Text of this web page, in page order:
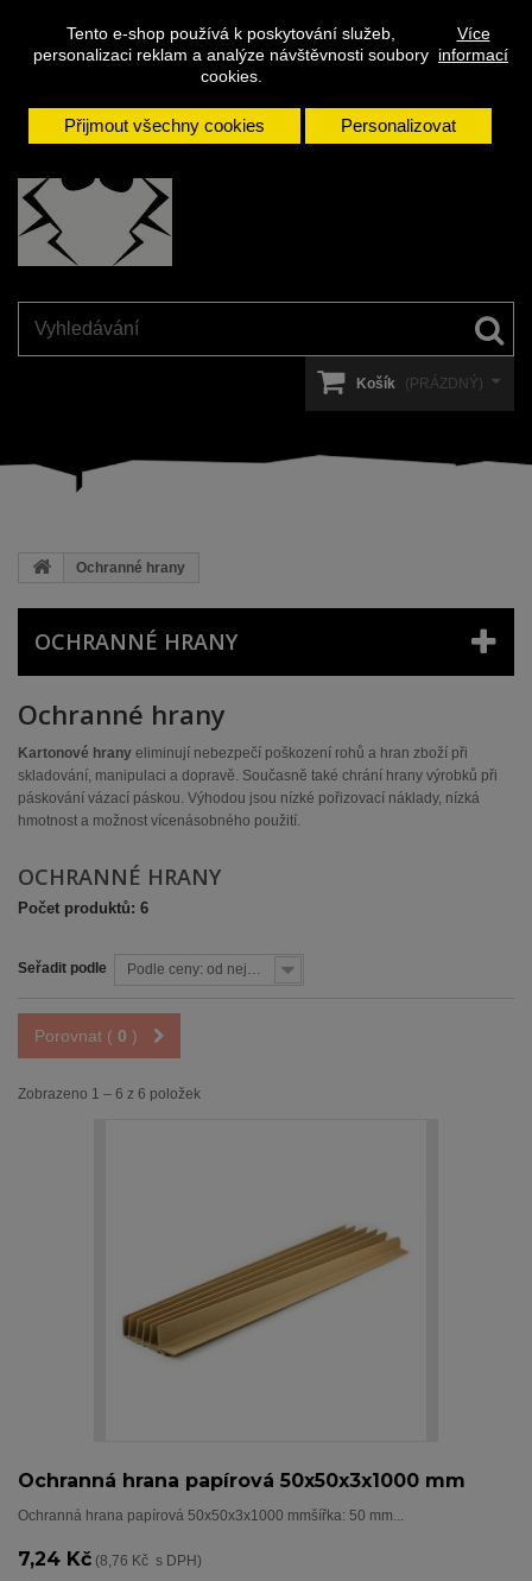
Tento e-shop používá k poskytování služeb,
personalizaci reklam a analýze návštěvnosti soubory
cookies.
Více
informací
Přijmout všechny cookies Personalizovat
Kontakt
Přihlásit se
Napište
nám
Košík (PRÁZDNÝ)
Ochranné hrany
OCHRANNÉ HRANY
Ochranné hrany
Kartonové hrany eliminují nebezpečí poškození rohů a hran zboží při
skladování, manipulaci a dopravě. Současně také chrání hrany výrobků při
páskování vázací páskou. Výhodou jsou nízké pořizovací náklady, nízká
hmotnost a možnost vícenásobného použití.
OCHRANNÉ HRANY
Počet produktů: 6
Seřadit podle Podle ceny: od nejnižší
Porovnat ( 0 )
Zobrazeno 1 – 6 z 6 položek
Ochranná hrana papírová 50x50x3x1000 mm
Ochranná hrana papírová 50x50x3x1000 mmšířka: 50 mm...
7,24 Kč (8,76 Kč s DPH)